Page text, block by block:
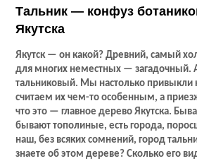
Тальник — конфуз
Якутска
Якутск — он какой? Древний, самый
для многих неместных — загадочный.
тальниковый. Мы настолько привыкли
считаем их чем-то особенным, а
что это — главное дерево Якутска.
бывают тополиные, есть города,
наш, без всяких сомнений, город
знаете об этом дереве? Сколько его